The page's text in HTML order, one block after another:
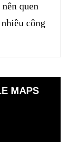
quen
công
MAPS